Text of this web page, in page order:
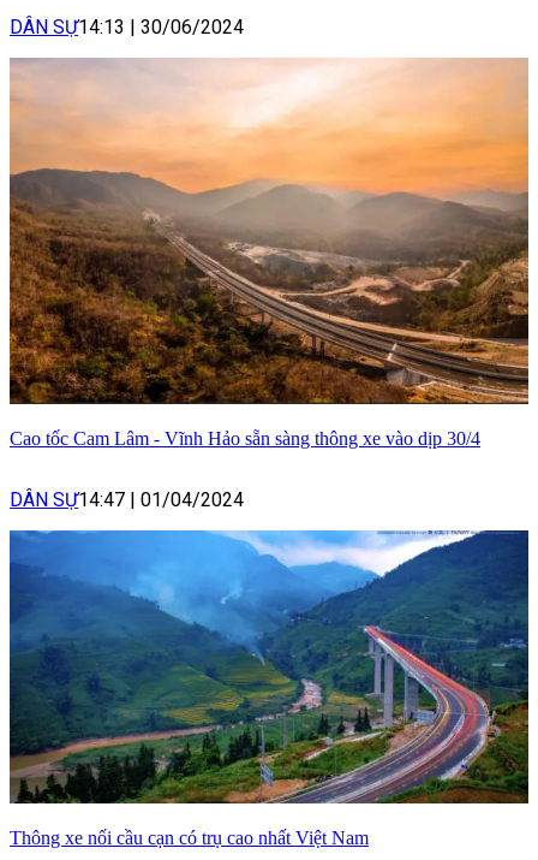
DÂN SỰ14:13 | 30/06/2024
Cao tốc Cam Lâm - Vĩnh Hảo sẵn sàng thông xe vào dịp 30/4
DÂN SỰ14:47 | 01/04/2024
Thông xe nối cầu cạn có trụ cao nhất Việt Nam